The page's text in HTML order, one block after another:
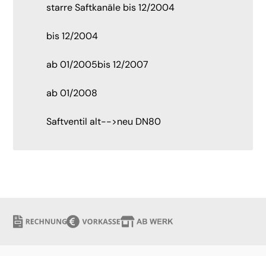
starre Saftkanäle bis 12/2004
bis 12/2004
ab 01/2005bis 12/2007
ab 01/2008
Saftventil alt-->neu DN80